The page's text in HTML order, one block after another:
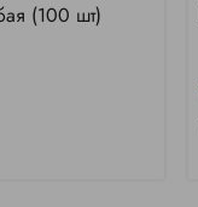
(100 шт)